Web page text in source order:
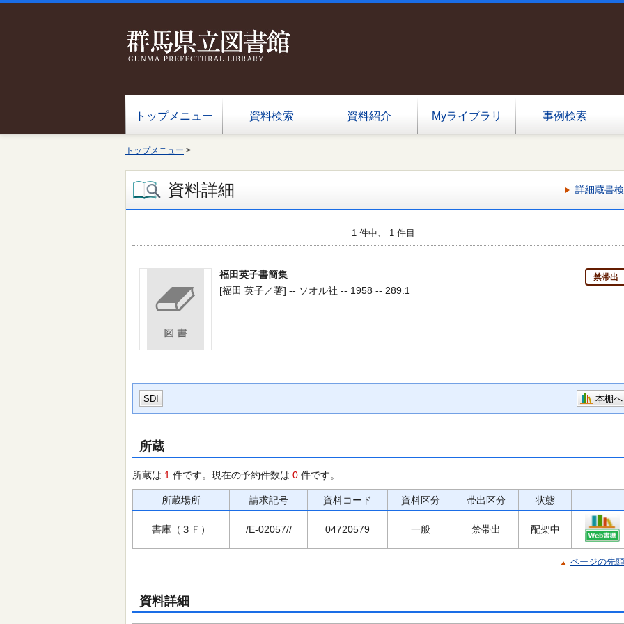
トップメニュー 資料検索 資料紹介 Myライブラリ 事例検索
トップメニュー >
資料詳細 詳細蔵書
1 件中、 1 件目
福田英子書簡集 禁帯出
[福田 英子／著] -- ソオル社 -- 1958 -- 289.1
SDI 本棚へ
所蔵
所蔵は 1 件です。現在の予約件数は 0 件です。
所蔵場所 請求記号 資料コード 資料区分 帯出区分 状態
書庫（３Ｆ） /E-02057// 04720579 一般 禁帯出 配架中
ページの先
資料詳細